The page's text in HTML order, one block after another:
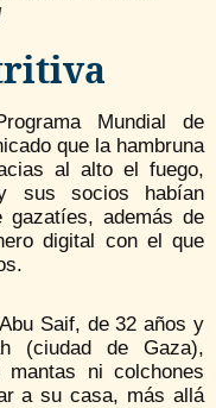
Mundial de
que la hambruna
al alto el fuego,
sus socios habían
gazatíes, además de
digital con el que
Saif, de 32 años y
(ciudad de Gaza),
ni colchones
a su casa, más allá